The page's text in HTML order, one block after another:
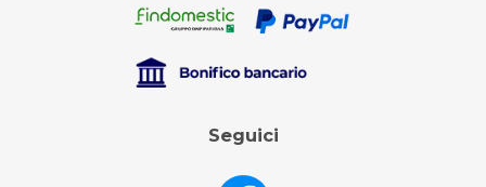
Seguici